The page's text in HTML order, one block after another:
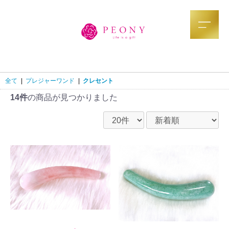
全て | プレジャーワンド | クレセント
14件の商品が見つかりました